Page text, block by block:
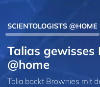
SCIENTOLOGISTS @HOME
Talias
@home
Talia backt Brownies mit